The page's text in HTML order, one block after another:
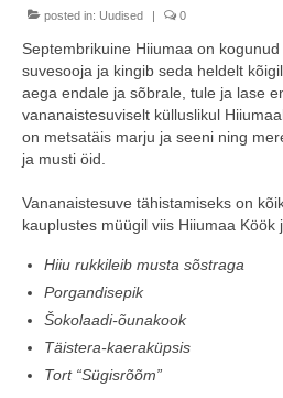
Ajalugu
KAUPLUSED
EHITUSKESKUS
KAUBAMAJA
KAMPAANIAD
KINKEKAART
HIIUMAA KÖÖK JA PAGAR
posted in: Uudised | 0
Septembrikuine Hiiumaa on
suvesooja ja kingib seda heldelt
aega endale ja sõbrale, tule ja lase
vananaistesuviselt külluslikul
on metsatäis marju ja seeni ning
ja musti öid.
Vananaistesuve tähistamiseks on
kauplustes müügil viis Hiiumaa Köök
Hiiu rukkileib musta sõstraga
Porgandisepik
Šokolaadi-õunakook
Täistera-kaeraküpsis
Tort “Sügisrõõm”